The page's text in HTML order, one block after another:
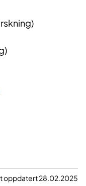
oppdatert 28.02.2025